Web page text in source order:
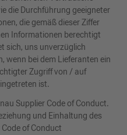
die Durchführung geeigneter
die gemäß dieser Ziffer
Informationen berechtigt
sich, uns unverzüglich
wenn bei dem Lieferanten ein
Zugriff von / auf
ist.
Supplier Code of Conduct.
und Einhaltung des
of Conduct